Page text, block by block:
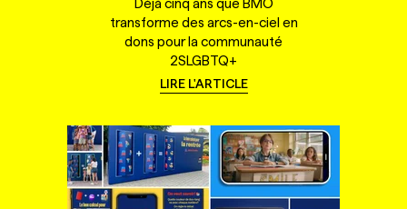
transforme des arcs-en-ciel en
dons pour la communauté
2SLGBTQ+
LIRE L'ARTICLE